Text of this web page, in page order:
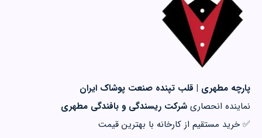
پارچه مطهری | قلب تپنده صنعت پوشاک ایران
نماینده انحصاری شرکت ریسندگی و بافندگی مطهری
✅ خرید مستقیم از کارخانه با بهترین قیمت